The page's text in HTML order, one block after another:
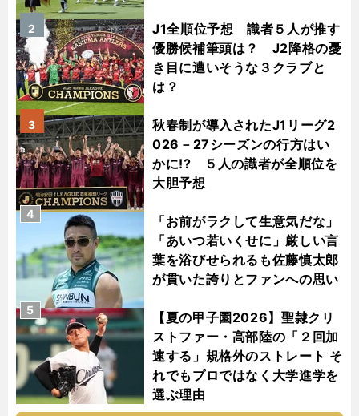
J1全順位予想 識者５人が推す
優勝候補筆頭は？ J2降格の憂
き目に遭いそうな３クラブと
は？
2
秋春制が導入されたJ1リーグ2
026－27シーズンの行方はい
かに!? ５人の識者が全順位を
大胆予想
3
「お前がラクして生意気だな」
「あいつ若いくせに」厳しい言
葉を浴びせられるも佐藤慎太郎
が貫いた誇りとファンへの思い
4
【夏の甲子園2026】聖隷クリ
ストファー・高部陸の「２回加
速する」規格外のストレート そ
れでもプロではなく大学進学を
選ぶ理由
5